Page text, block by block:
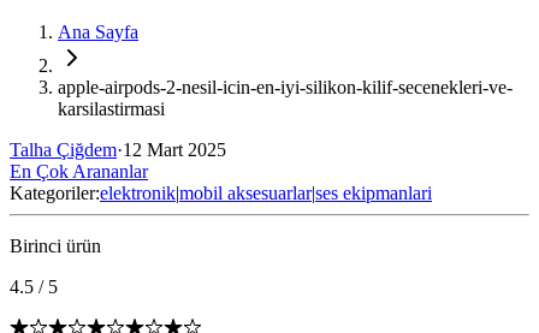
Ana Sayfa
apple-airpods-2-nesil-icin-en-iyi-silikon-kilif-secenekleri-ve-
karsilastirmasi
Talha Çiğdem·12 Mart 2025
En Çok Arananlar
Kategoriler:elektronik|mobil aksesuarlar|ses ekipmanlari
Birinci ürün
4.5 / 5